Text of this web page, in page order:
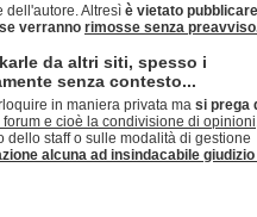
dell'autore. Altresì è vietato pubblicare
verranno rimosse senza
da altri siti, spesso i
senza contesto...
in maniera privata ma si prega
e cioè la condivisione di opinioni
dello staff o sulle modalità di gestione
alcuna ad insindacabile giudizio